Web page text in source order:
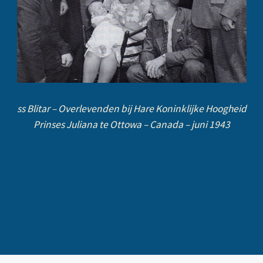
ss Blitar – Overlevenden bij Hare Koninklijke Hoogheid
Prinses Juliana te Ottowa – Canada – juni 1943